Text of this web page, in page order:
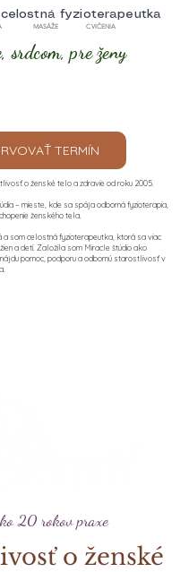
fyzioterapeutka
MASÁŽE CVIČENIA
srdcom, pre ženy
TERMÍN
o ženské telo a zdravie od roku 2005.
– mieste, kde sa spája odborná fyzioterapia,
ženského tela.
som celostná fyzioterapeutka, ktorá sa viac
a detí. Založila som Miracle štúdio ako
pomoc, podporu a odbornú starostlivosť v
20 rokov praxe
o ženské